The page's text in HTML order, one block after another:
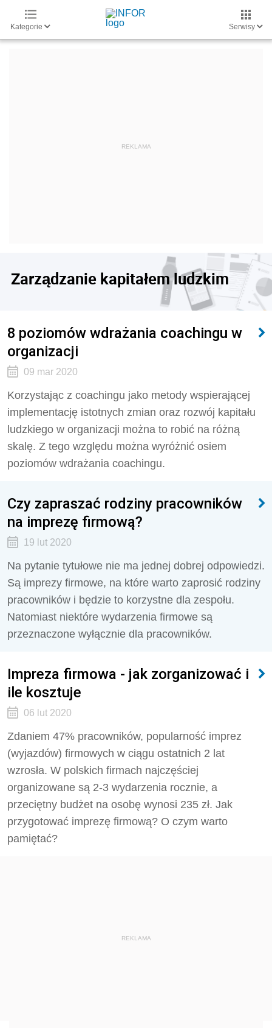
Kategorie Serwisy
Zarządzanie kapitałem ludzkim
8 poziomów wdrażania coachingu w
organizacji
09 mar 2020
Korzystając z coachingu jako metody wspierającej
implementację istotnych zmian oraz rozwój kapitału
ludzkiego w organizacji można to robić na różną
skalę. Z tego względu można wyróżnić osiem
poziomów wdrażania coachingu.
Czy zapraszać rodziny pracowników
na imprezę firmową?
19 lut 2020
Na pytanie tytułowe nie ma jednej dobrej odpowiedzi.
Są imprezy firmowe, na które warto zaprosić rodziny
pracowników i będzie to korzystne dla zespołu.
Natomiast niektóre wydarzenia firmowe są
przeznaczone wyłącznie dla pracowników.
Impreza firmowa - jak zorganizować i
ile kosztuje
06 lut 2020
Zdaniem 47% pracowników, popularność imprez
(wyjazdów) firmowych w ciągu ostatnich 2 lat
wzrosła. W polskich firmach najczęściej
organizowane są 2-3 wydarzenia rocznie, a
przeciętny budżet na osobę wynosi 235 zł. Jak
przygotować imprezę firmową? O czym warto
pamiętać?
REKLAMA